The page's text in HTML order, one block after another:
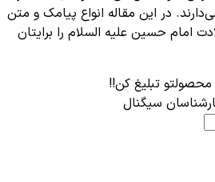
در این مقاله انواع پیامک و متن
امام حسین علیه‌ السلام را برایتان
محصولتو تبلیغ کن!!
سیگنال